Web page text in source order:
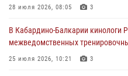
генерала армии Виктора
представителя Президента
Кавказском федеральном округе
28 июля 2026, 08:05 3
В Кабардино-Балкарии кинологи
межведомственных
25 июля 2026, 10:21 3